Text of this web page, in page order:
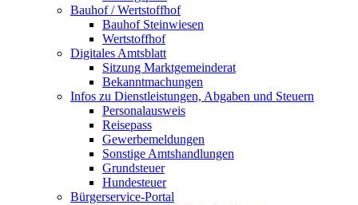
Bauhof / Wertstoffhof
Bauhof Steinwiesen
Wertstoffhof
Digitales Amtsblatt
Sitzung Marktgemeinderat
Bekanntmachungen
Infos zu Dienstleistungen, Abgaben und Steuern
Personalausweis
Reisepass
Gewerbemeldungen
Sonstige Amtshandlungen
Grundsteuer
Hundesteuer
Bürgerservice-Portal